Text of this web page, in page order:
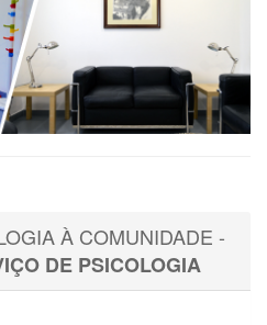
À COMUNIDADE -
DE PSICOLOGIA